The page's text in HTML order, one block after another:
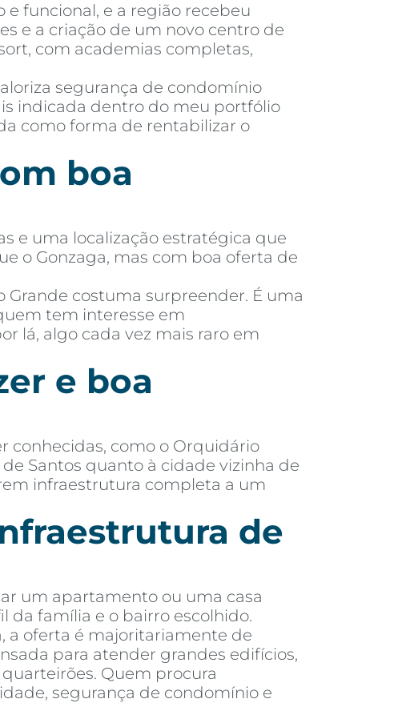
funcional, e a região recebeu
e a criação de um novo centro de
com academias completas,
segurança de condomínio
indicada dentro do meu portfólio
como forma de rentabilizar o
boa
e uma localização estratégica que
o Gonzaga, mas com boa oferta de
costuma surpreender. É uma
tem interesse em
lá, algo cada vez mais raro em
e boa
conhecidas, como o Orquidário
Santos quanto à cidade vizinha de
infraestrutura completa a um
de
um apartamento ou uma casa
da família e o bairro escolhido.
a oferta é majoritariamente de
para atender grandes edifícios,
Quem procura
segurança de condomínio e